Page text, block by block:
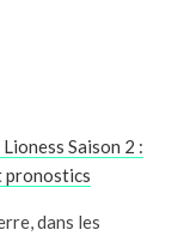
Saison 2 :
pronostics
dans les